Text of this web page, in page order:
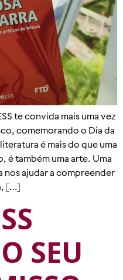
te convida mais uma vez
comemorando o Dia da
é mais do que uma
é também uma arte. Uma
nos ajudar a compreender
[…]
SEU